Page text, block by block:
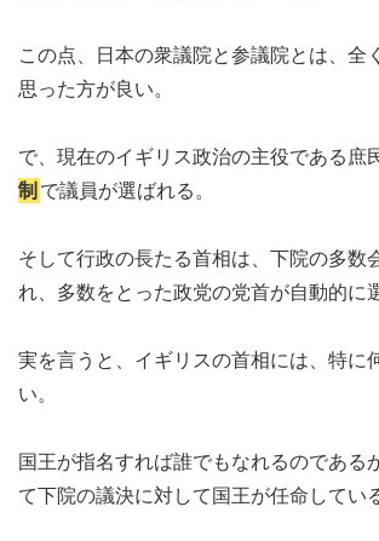
この点、日本の衆議院と参議院とは、全
思った方が良い。
で、現在のイギリス政治の主役である庶
制 で議員が選ばれる。
そして行政の長たる首相は、下院の多数
れ、多数をとった政党の党首が自動的に
実を言うと、イギリスの首相には、特に
い。
国王が指名すれば誰でもなれるのである
て下院の議決に対して国王が任命してい